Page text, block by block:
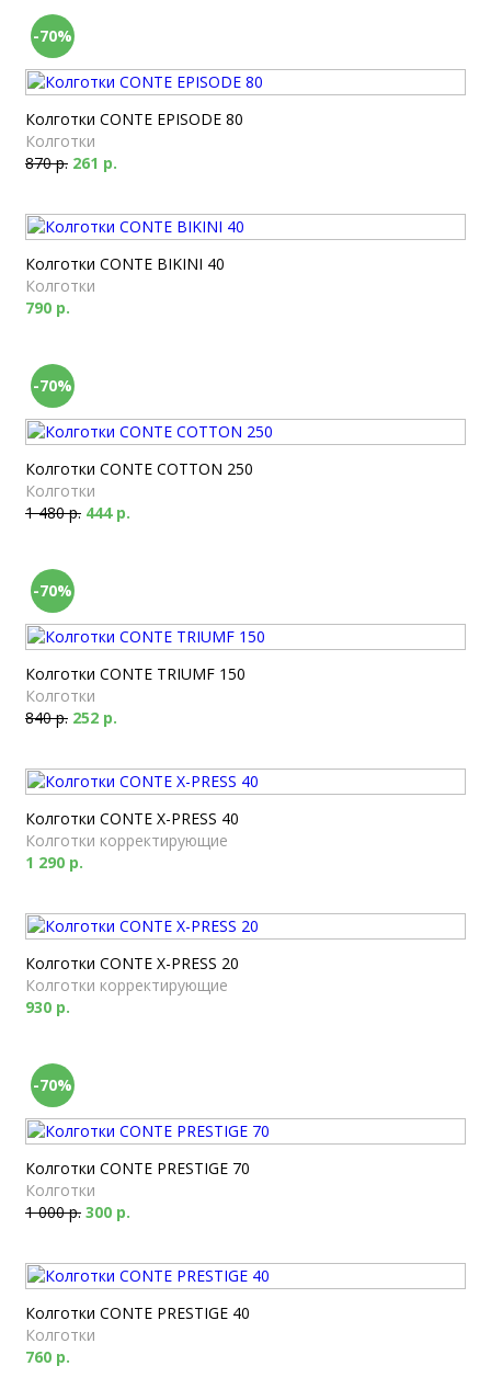
-70%
Колготки CONTE EPISODE 80
Колготки
870 р. 261 р.
Колготки CONTE BIKINI 40
Колготки
790 р.
-70%
Колготки CONTE COTTON 250
Колготки
1 480 р. 444 р.
-70%
Колготки CONTE TRIUMF 150
Колготки
840 р. 252 р.
Колготки CONTE X-PRESS 40
Колготки корректирующие
1 290 р.
Колготки CONTE X-PRESS 20
Колготки корректирующие
930 р.
-70%
Колготки CONTE PRESTIGE 70
Колготки
1 000 р. 300 р.
Колготки CONTE PRESTIGE 40
Колготки
760 р.